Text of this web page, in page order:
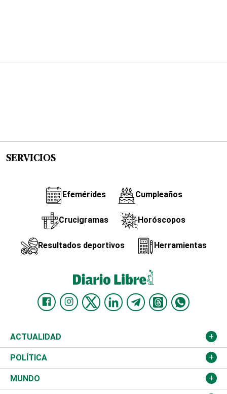
SERVICIOS
Efemérides Cumpleaños
Crucigramas Horóscopos
Resultados deportivos Herramientas
ACTUALIDAD
Nacional
Ciudad
POLÍTICA
Partidos
MUNDO